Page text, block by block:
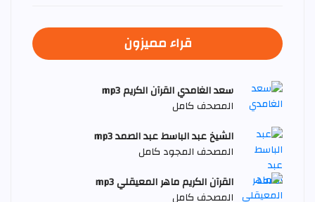
قراء مميزون
سعد الغامدي القرآن الكريم mp3
المصحف كامل
الشيخ عبد الباسط عبد الصمد mp3
المصحف المجود كامل
القرآن الكريم ماهر المعيقلي mp3
المصحف كامل